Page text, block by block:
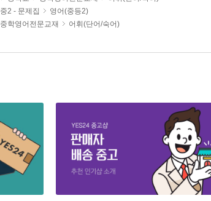
중2 - 문제집
영어(중등2)
중학영어전문교재 어휘(단어/숙어)